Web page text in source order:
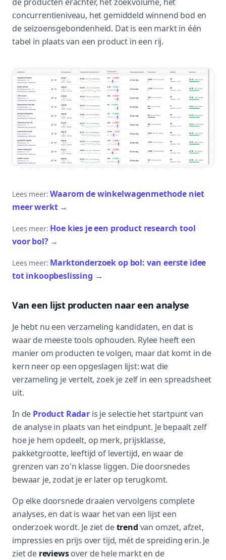
concurrentieniveau, het gemiddeld winnend bod en
de seizoensgebondenheid. Dat is een markt in één
tabel in plaats van een product in een rij.
Lees meer: Waarom de winkelwagenmethode niet
meer werkt →
Lees meer: Hoe kies je een product research tool
voor bol? →
Lees meer: Marktonderzoek op bol: van eerste idee
tot inkoopbeslissing →
Van een lijst producten naar een analyse
Je hebt nu een verzameling kandidaten, en dat is
waar de meeste tools ophouden. Rylee heeft een
manier om producten te volgen, maar dat komt in de
kern neer op een opgeslagen lijst: wat die
verzameling je vertelt, zoek je zelf in een spreadsheet
uit.
In de Product Radaris je selectie het startpunt van
de analyse in plaats van het eindpunt. Je bepaalt zelf
hoe je hem opdeelt, op merk, prijsklasse,
pakketgrootte, leeftijd of levertijd, en waar de
grenzen van zo'n klasse liggen. Die doorsnedes
bewaar je, zodat je er later op terugkomt.
Op elke doorsnede draaien vervolgens complete
analyses, en dat is waar het van een lijst een
onderzoek wordt. Je ziet detrend van omzet, afzet,
impressies en prijs over tijd, mét de spreiding erin. Je
ziet de reviewsover de hele markt en de